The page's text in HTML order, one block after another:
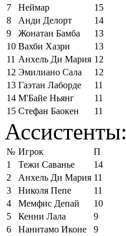
7
Неймар
15
8
Анди Делорт
14
9
Жонатан Бамба
13
10 Вахби Хазри
13
11 Анхель Ди Мария 12
12 Эмилиано Сала
12
13 Гаэтан Лаборде
11
14 М'Байе Ньянг
11
15 Стефан Баокен 11
Ассистенты:
№ Игрок
П
1
Тежи Саванье
14
2
Анхель Ди Мария 11
3
Николя Пепе
11
4
Мемфис Депай
10
5
Кенни Лала
9
6
Нанитамо Иконе
9